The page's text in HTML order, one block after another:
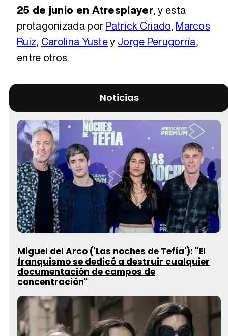
25 de junio en Atresplayer, y esta
protagonizada porPatrick Criado, Marcos
Ruiz, Carolina Yustey Jorge Perugorría,
entre otros.
Noticias
Miguel del Arco ('Las noches de Tefía'): "El
franquismo se dedicó a destruir cualquier
documentación de campos de
concentración"